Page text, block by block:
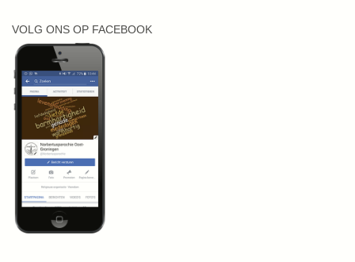
VOLG ONS OP FACEBOOK